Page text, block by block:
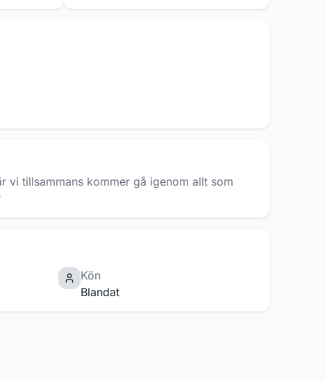
vi tillsammans kommer gå igenom allt som
Kön
Blandat